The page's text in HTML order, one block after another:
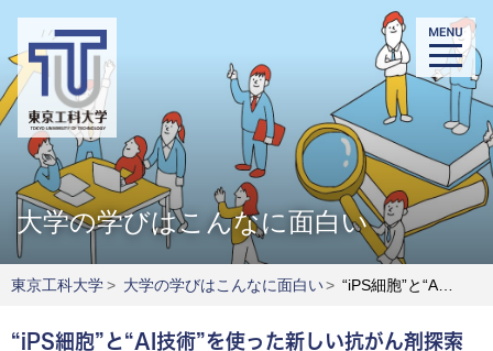
大学の学びはこんなに面白い
東京工科大学> 大学の学びはこんなに面白い> “iPS細胞”と“AI技術”を使った新しい抗がん剤探索の研究が始まっています！
“iPS細胞”と“AI技術”を使った新しい抗がん剤探索